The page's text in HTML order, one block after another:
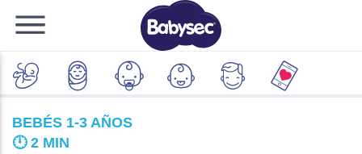
BEBÉS 1-3 AÑOS
🕛 2 MIN